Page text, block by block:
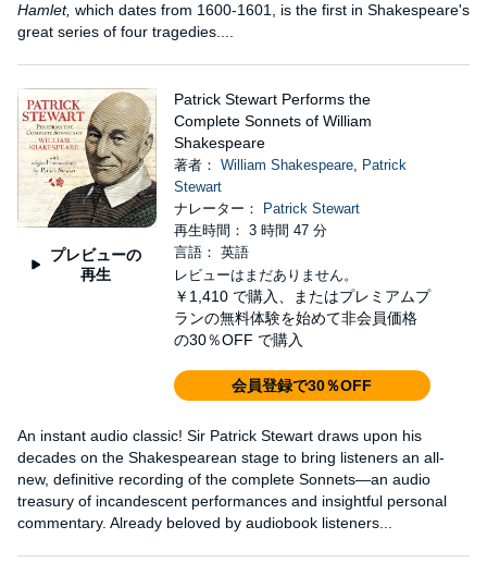
Hamlet, which dates from 1600-1601, is the first in Shakespeare's
great series of four tragedies....
プレビューの
再生
Patrick Stewart Performs the
Complete Sonnets of William
Shakespeare
著者： William Shakespeare, Patrick
Stewart
ナレーター：
Patrick Stewart
再生時間： 3 時間 47 分
言語： 英語
レビューはまだありません。
￥1,410 で購入、またはプレミアムプ
ランの無料体験を始めて非会員価格
の30％OFF で購入
会員登録で30％OFF
An instant audio classic! Sir Patrick Stewart draws upon his
decades on the Shakespearean stage to bring listeners an all-
new, definitive recording of the complete Sonnets—an audio
treasury of incandescent performances and insightful personal
commentary. Already beloved by audiobook listeners...